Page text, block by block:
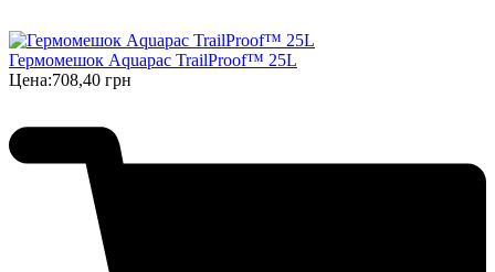
Гермомешок Aquapac TrailProof™ 25L
Цена:708,40 грн